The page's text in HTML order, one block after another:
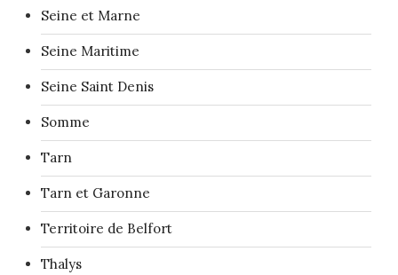
Seine et Marne
Seine Maritime
Seine Saint Denis
Somme
Tarn
Tarn et Garonne
Territoire de Belfort
Thalys